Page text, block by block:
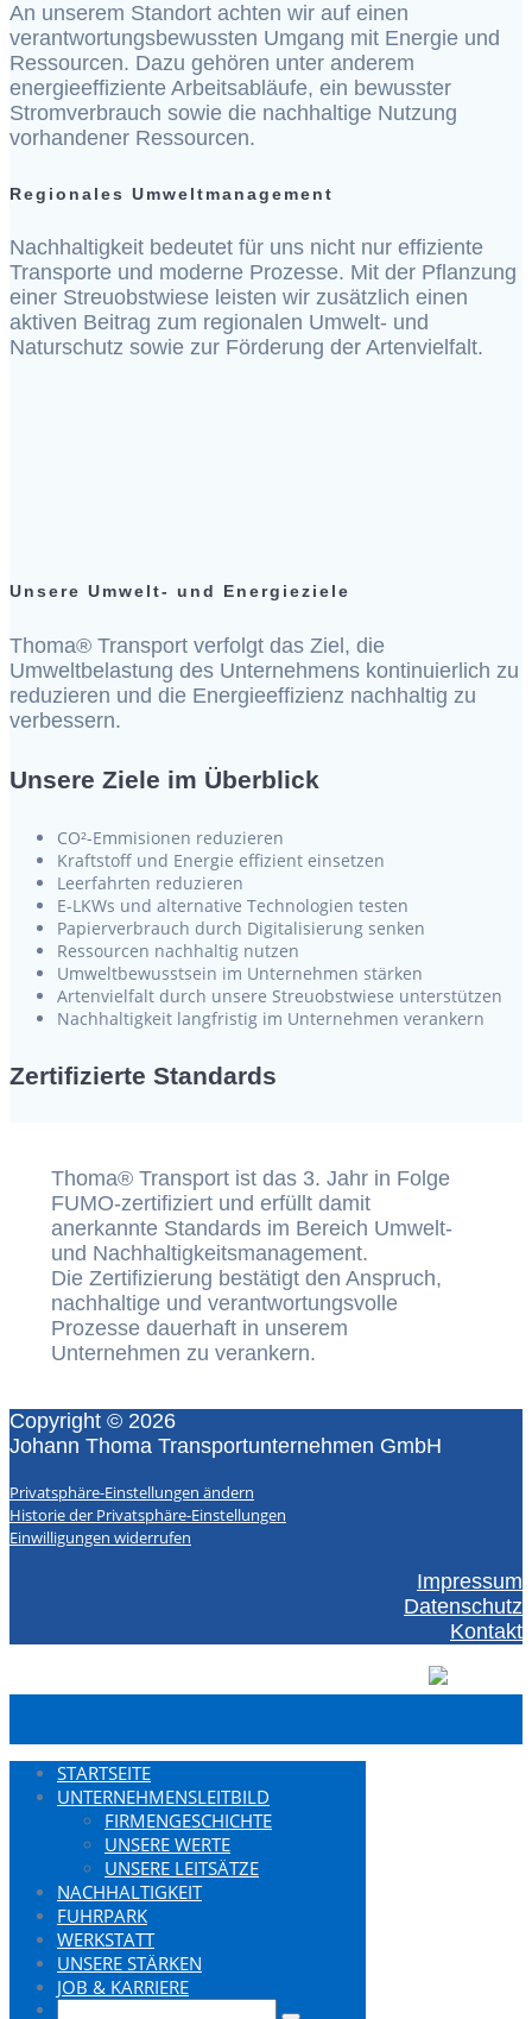
An unserem Standort achten wir auf einen
verantwortungsbewussten Umgang mit Energie und
Ressourcen. Dazu gehören unter anderem
energieeffiziente Arbeitsabläufe, ein bewusster
Stromverbrauch sowie die nachhaltige Nutzung
vorhandener Ressourcen.
Regionales Umweltmanagement
Nachhaltigkeit bedeutet für uns nicht nur effiziente
Transporte und moderne Prozesse. Mit der Pflanzung
einer Streuobstwiese leisten wir zusätzlich einen
aktiven Beitrag zum regionalen Umwelt- und
Naturschutz sowie zur Förderung der Artenvielfalt.
Unsere Umwelt- und Energieziele
Thoma® Transport verfolgt das Ziel, die
Umweltbelastung des Unternehmens kontinuierlich zu
reduzieren und die Energieeffizienz nachhaltig zu
verbessern.
Unsere Ziele im Überblick
CO²-Emmisionen reduzieren
Kraftstoff und Energie effizient einsetzen
Leerfahrten reduzieren
E-LKWs und alternative Technologien testen
Papierverbrauch durch Digitalisierung senken
Ressourcen nachhaltig nutzen
Umweltbewusstsein im Unternehmen stärken
Artenvielfalt durch unsere Streuobstwiese unterstützen
Nachhaltigkeit langfristig im Unternehmen verankern
Zertifizierte Standards
Thoma® Transport ist das 3. Jahr in Folge
FUMO-zertifiziert und erfüllt damit
anerkannte Standards im Bereich Umwelt-
und Nachhaltigkeitsmanagement.
Die Zertifizierung bestätigt den Anspruch,
nachhaltige und verantwortungsvolle
Prozesse dauerhaft in unserem
Unternehmen zu verankern.
Copyright © 2026
Johann Thoma Transportunternehmen GmbH
Privatsphäre-Einstellungen ändern
Historie der Privatsphäre-Einstellungen
Einwilligungen widerrufen
Impressum
Datenschutz
Kontakt
STARTSEITE
UNTERNEHMENSLEITBILD
FIRMENGESCHICHTE
UNSERE WERTE
UNSERE LEITSÄTZE
NACHHALTIGKEIT
FUHRPARK
WERKSTATT
UNSERE STÄRKEN
JOB & KARRIERE